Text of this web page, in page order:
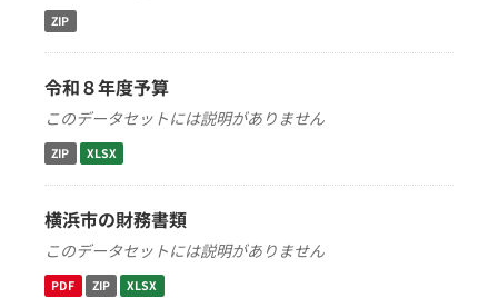
ZIP
令和８年度予算
このデータセットには説明がありません
ZIP XLSX
横浜市の財務書類
このデータセットには説明がありません
PDF ZIP XLSX